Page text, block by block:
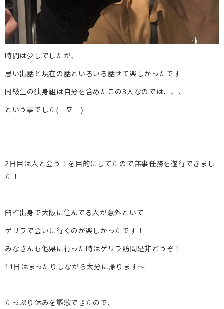
時間は少しでしたが、
思い出話と現在の話といろいろ話せて楽しかったです
同級生の独身組は自分を含めたこの3人なのでは、、、
という事でした(￣∇￣)
2日目は人と会う！を目的にしてたので無事任務を遂行できまし
た！
臼杵出身で大阪に住んでる人が意外といて
ゲリラで会いに行くのが楽しかったです！
みなさんも他県に行った時はゲリラ訪問是非どうぞ！
11日はまったりしながら大分に帰ります〜
たっぷり休みを謳歌できたので、